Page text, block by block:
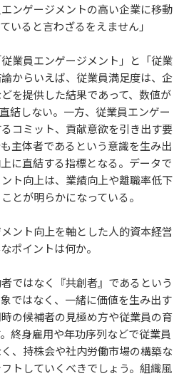
ンゲージメントの高い企業に移動
いると言わざるをえません」
業員エンゲージメント」と「従業
からいえば、従業員満足度は、企
を提供した結果であって、数値が
結しない。一方、従業員エンゲー
コミット、貢献意欲を引き出す要
主体者であるという意識を生み出
に直結する指標となる。データで
ト向上は、業績向上や離職率低下
とが明らかになっている。
ント向上を軸とした人的資本経営
ポイントは何か。
ではなく『共創者』であるという
ではなく、一緒に価値を生み出す
の候補者の見極め方や従業員の育
終身雇用や年功序列などで従業員
、持株会や社内労働市場の構築な
トしていくべきでしょう。組織風